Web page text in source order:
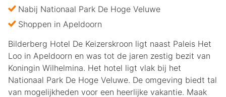
Nabij Nationaal Park De Hoge Veluwe
Shoppen in Apeldoorn
Bilderberg Hotel De Keizerskroon ligt naast Paleis Het
Loo in Apeldoorn en was tot de jaren zestig bezit van
Koningin Wilhelmina. Het hotel ligt vlak bij het
Nationaal Park De Hoge Veluwe. De omgeving biedt tal
van mogelijkheden voor een heerlijke vakantie. Maak